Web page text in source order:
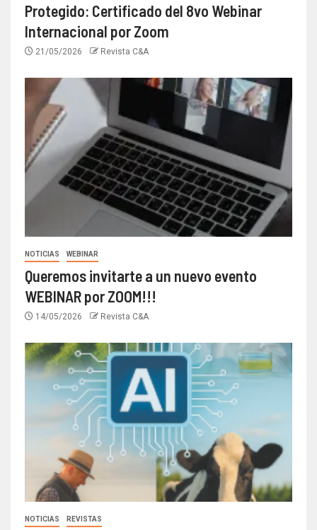
Protegido: Certificado del 8vo Webinar
Internacional por Zoom
21/05/2026 Revista C&A
NOTICIAS WEBINAR
Queremos invitarte a un nuevo evento
WEBINAR por ZOOM!!!
14/05/2026 Revista C&A
NOTICIAS REVISTAS